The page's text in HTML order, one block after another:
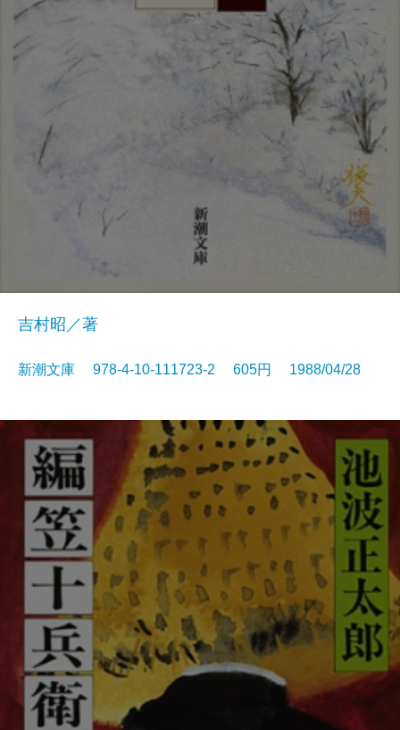
吉村昭／著
新潮文庫 978-4-10-111723-2 605円 1988/04/28